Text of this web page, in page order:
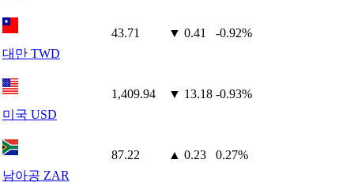
대만 TWD
43.71 ▼ 0.41 -0.92%
미국 USD
1,409.94 ▼ 13.18 -0.93%
남아공 ZAR
87.22 ▲ 0.23 0.27%